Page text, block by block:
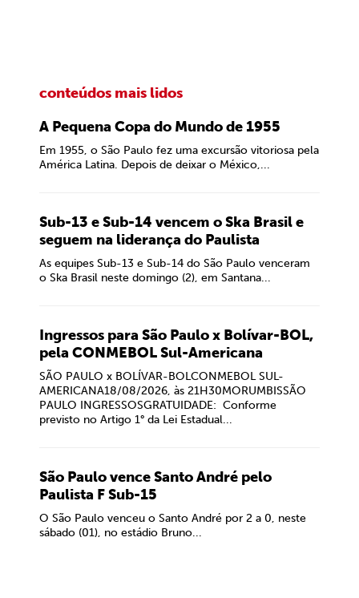
conteúdos mais lidos
A Pequena Copa do Mundo de 1955
Em 1955, o São Paulo fez uma excursão vitoriosa pela
América Latina. Depois de deixar o México,...
Sub-13 e Sub-14 vencem o Ska Brasil e
seguem na liderança do Paulista
As equipes Sub-13 e Sub-14 do São Paulo venceram
o Ska Brasil neste domingo (2), em Santana...
Ingressos para São Paulo x Bolívar-BOL,
pela CONMEBOL Sul-Americana
SÃO PAULO x BOLÍVAR-BOLCONMEBOL SUL-
AMERICANA18/08/2026, às 21H30MORUMBISSÃO
PAULO INGRESSOSGRATUIDADE: Conforme
previsto no Artigo 1° da Lei Estadual...
São Paulo vence Santo André pelo
Paulista F Sub-15
O São Paulo venceu o Santo André por 2 a 0, neste
sábado (01), no estádio Bruno...